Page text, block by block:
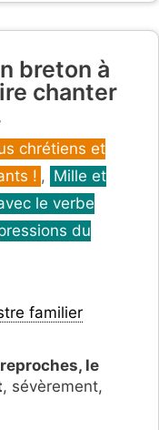
breton à
chanter
chrétiens et
! , Mille et
le verbe
du
familier
le
, sévèrement,